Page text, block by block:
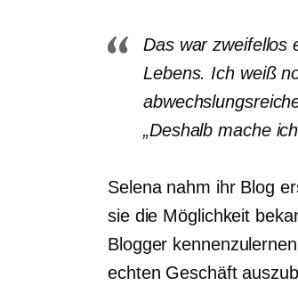
Das war zweifellos
Lebens. Ich weiß
„Deshalb mache
Selena nahm ihr Blog
sie die Möglichkeit
Blogger
echten Geschäft